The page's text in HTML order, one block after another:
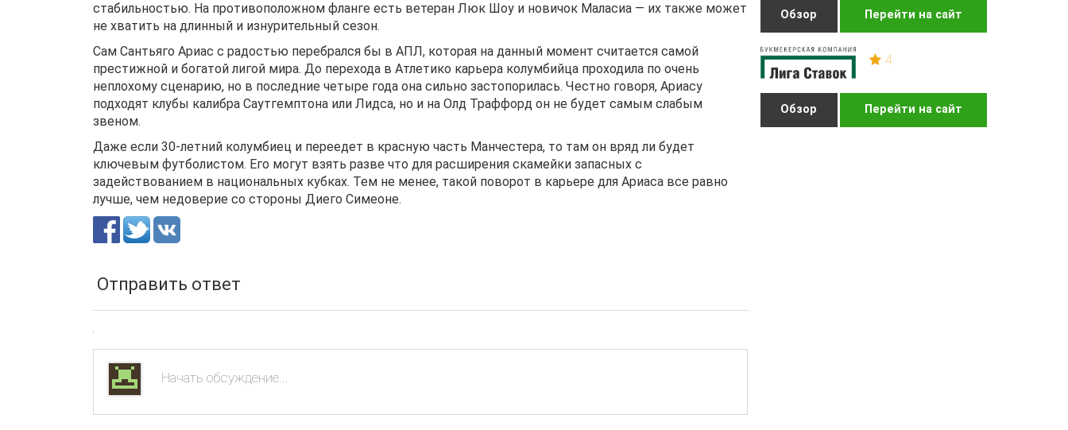
Обзор Перейти на сайт
4
Обзор Перейти на сайт
стабильностью. На противоположном фланге есть ветеран Люк Шоу и новичок Маласиа — их также может
не хватить на длинный и изнурительный сезон.
Сам Сантьяго Ариас с радостью перебрался бы в АПЛ, которая на данный момент считается самой
престижной и богатой лигой мира. До перехода в Атлетико карьера колумбийца проходила по очень
неплохому сценарию, но в последние четыре года она сильно застопорилась. Честно говоря, Ариасу
подходят клубы калибра Саутгемптона или Лидса, но и на Олд Траффорд он не будет самым слабым
звеном.
Даже если 30-летний колумбиец и переедет в красную часть Манчестера, то там он вряд ли будет
ключевым футболистом. Его могут взять разве что для расширения скамейки запасных с
задействованием в национальных кубках. Тем не менее, такой поворот в карьере для Ариаса все равно
лучше, чем недоверие со стороны Диего Симеоне.
Отправить ответ